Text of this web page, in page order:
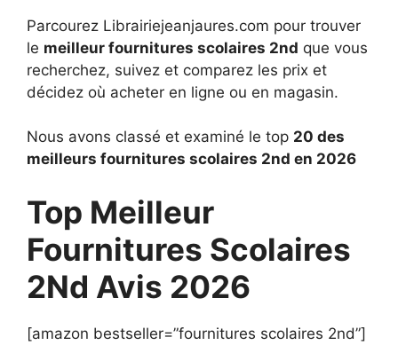
Parcourez Librairiejeanjaures.com pour trouver
le meilleur fournitures scolaires 2nd que vous
recherchez, suivez et comparez les prix et
décidez où acheter en ligne ou en magasin.
Nous avons classé et examiné le top 20 des
meilleurs fournitures scolaires 2nd en 2026
Top Meilleur
Fournitures Scolaires
2Nd Avis 2026
[amazon bestseller=”fournitures scolaires 2nd”]